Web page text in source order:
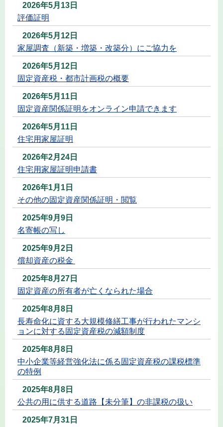
2026年5月13日
評価証明
2026年5月12日
家屋調査（新築・増築・改築分）にご協力を
2026年5月12日
固定資産税・都市計画税の概要
2026年5月11日
固定資産関係証明をオンライン申請できます
2026年5月11日
住宅用家屋証明
2026年2月24日
住宅用家屋証明申請書
2026年1月1日
その他の固定資産関係証明・閲覧
2025年9月9日
名寄帳の写し
2025年9月2日
償却資産の税金
2025年8月27日
固定資産の所有者が亡くなられた場合
2025年8月8日
長寿命化に資する大規模修繕工事が行われたマンシ
ョンに対する固定資産税の減額制度
2025年8月8日
中小企業等経営強化法に係る固定資産税の課税標準
の特例
2025年8月8日
公共の用に供する道路【未分筆】の非課税の扱い
2025年7月31日